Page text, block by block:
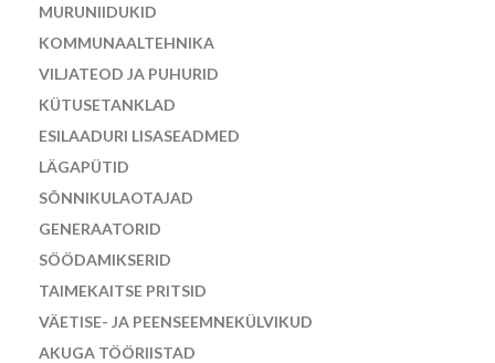
MURUNIIDUKID
KOMMUNAALTEHNIKA
VILJATEOD JA PUHURID
KÜTUSETANKLAD
ESILAADURI LISASEADMED
LÄGAPÜTID
SÕNNIKULAOTAJAD
GENERAATORID
SÖÖDAMIKSERID
TAIMEKAITSE PRITSID
VÄETISE- JA PEENSEEMNEKÜLVIKUD
AKUGA TÖÖRIISTAD